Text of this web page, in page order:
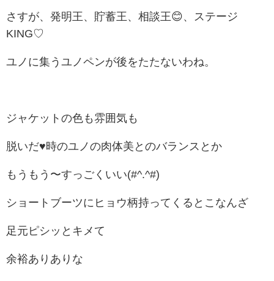
さすが、発明王、貯蓄王、相談王😊、ステージ
KING♡
ユノに集うユノペンが後をたたないわね。
ジャケットの色も雰囲気も
脱いだ♥時のユノの肉体美とのバランスとか
もうもう〜すっごくいい(#^.^#)
ショートブーツにヒョウ柄持ってくるとこなんざ
足元ピシッとキメて
余裕ありありな